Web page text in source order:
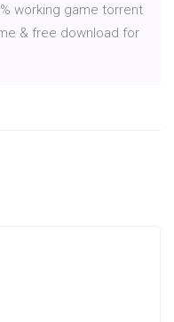
working game torrent
& free download for